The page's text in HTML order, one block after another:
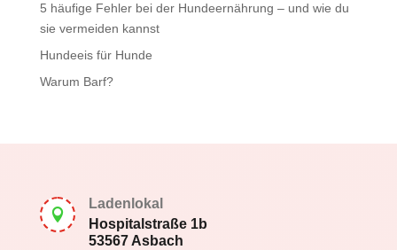
5 häufige Fehler bei der Hundeernährung – und wie du
sie vermeiden kannst
Hundeeis für Hunde
Warum Barf?

Ladenlokal
Hospitalstraße 1b
53567 Asbach